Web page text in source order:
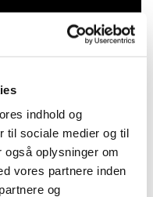
indhold og
til sociale medier og til
oplysninger om
vores partnere inden
og
kunne lide...